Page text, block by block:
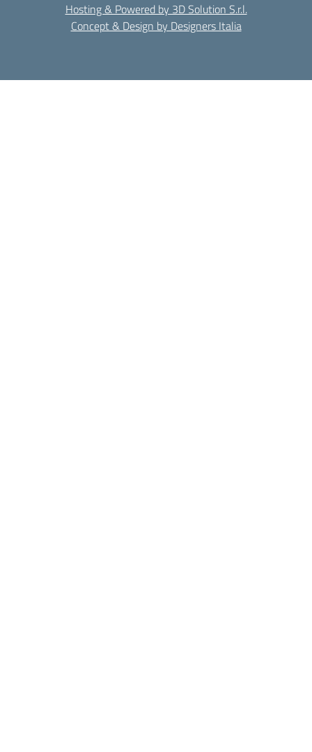
Hosting & Powered by 3D Solution S.r.l.
Concept & Design by Designers Italia